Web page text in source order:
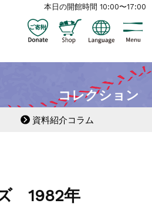
本日の開館時間 10:00〜17:00
コレクション
資料紹介コラム
1982年